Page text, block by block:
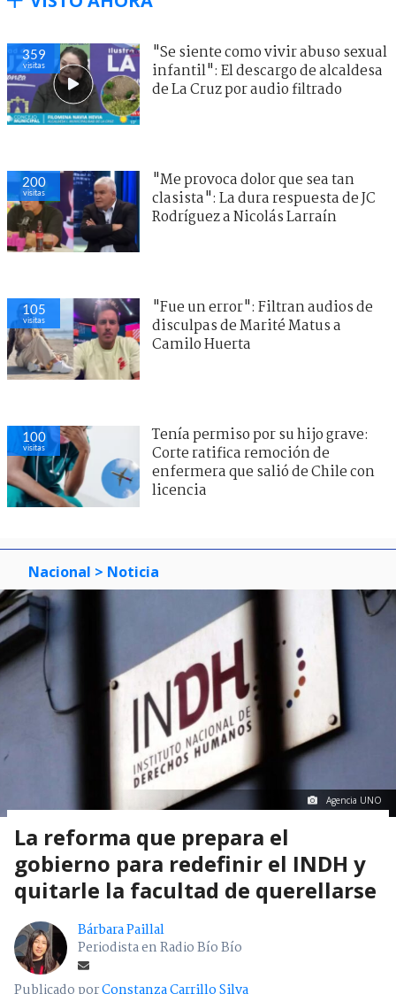
359
visitas
"Se siente como vivir abuso sexual
infantil": El descargo de alcaldesa
de La Cruz por audio filtrado
200
visitas
"Me provoca dolor que sea tan
clasista": La dura respuesta de JC
Rodríguez a Nicolás Larraín
105
visitas
"Fue un error": Filtran audios de
disculpas de Marité Matus a
Camilo Huerta
100
visitas
Tenía permiso por su hijo grave:
Corte ratifica remoción de
enfermera que salió de Chile con
licencia
Nacional > Noticia
Agencia UNO
La reforma que prepara el
gobierno para redefinir el INDH y
quitarle la facultad de querellarse
Bárbara Paillal
Periodista en Radio Bío Bío